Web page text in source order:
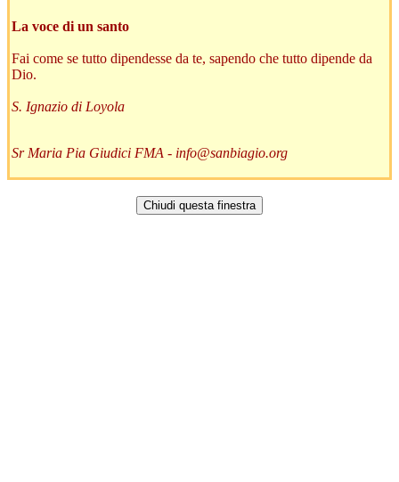
La voce di un santo
Fai come se tutto dipendesse da te, sapendo che tutto dipende da
Dio.
S. Ignazio di Loyola
Sr Maria Pia Giudici FMA - info@sanbiagio.org